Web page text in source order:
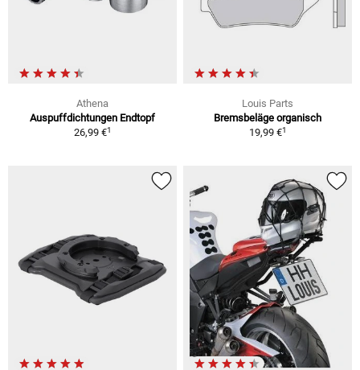
Athena
Auspuffdichtungen Endtopf
26,99 €1
Louis Parts
Bremsbeläge organisch
19,99 €1